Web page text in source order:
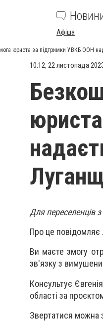
Афіша
юриста за підтримки УВКБ ООН
10:12, 22 листопада
Для переселенців
Про це повідомляє
Ви маєте змогу
зв'язку з
Консультує
області за
Звертатися можна